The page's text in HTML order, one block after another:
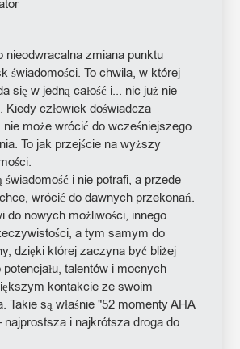
nieodwracalna zmiana punktu
świadomości. To chwila, w której
się w jedną całość i... nic już nie
Kiedy człowiek doświadcza
może wrócić do wcześniejszego
To jak przejście na wyższy
świadomość i nie potrafi, a przede
wrócić do dawnych przekonań.
do nowych możliwości, innego
a tym samym do
dzięki której zaczyna być bliżej
talentów i mocnych
kontakcie ze swoim
Takie są właśnie "52 momenty AHA
i najkrótsza droga do